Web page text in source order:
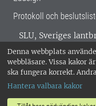
Denna webbplats
webbläsare. Vissa kakor
ska fungera korrekt.
Hantera valbara kakor
Protokoll och
SLU, Sveriges
verksamhet över
Alnarp, Uppsala
miljöcertifierat
018-67 10 00 • Org